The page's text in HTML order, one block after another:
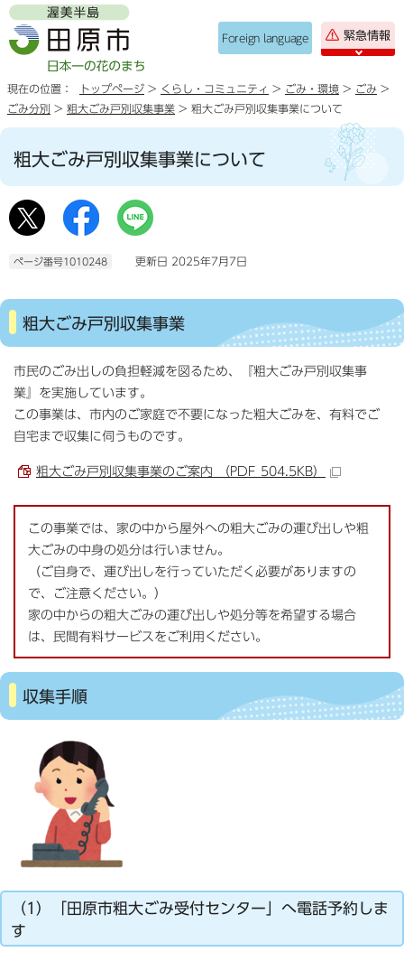
Foreign language 緊急情報
現在の位置： トップページ > くらし・コミュニティ > ごみ・環境 > ごみ >
ごみ分別 > 粗大ごみ戸別収集事業 > 粗大ごみ戸別収集事業について
粗大ごみ戸別収集事業について
ページ番号1010248 更新日 2025年7月7日
粗大ごみ戸別収集事業
市民のごみ出しの負担軽減を図るため、『粗大ごみ戸別収集事
業』を実施しています。
この事業は、市内のご家庭で不要になった粗大ごみを、有料でご
自宅まで収集に伺うものです。
粗大ごみ戸別収集事業のご案内 （PDF 504.5KB）
この事業では、家の中から屋外への粗大ごみの運び出しや粗
大ごみの中身の処分は行いません。
（ご自身で、運び出しを行っていただく必要がありますの
で、ご注意ください。）
家の中からの粗大ごみの運び出しや処分等を希望する場合
は、民間有料サービスをご利用ください。
収集手順
（1）「田原市粗大ごみ受付センター」へ電話予約しま
す